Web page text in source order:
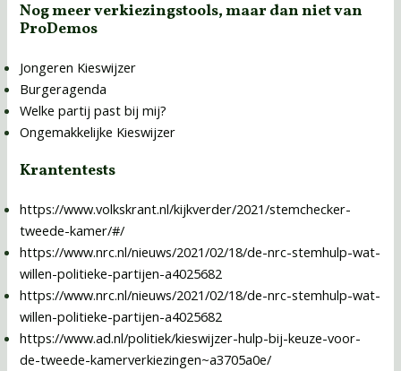
Nog meer verkiezingstools, maar dan niet van
ProDemos
Jongeren Kieswijzer
Burgeragenda
Welke partij past bij mij?
Ongemakkelijke Kieswijzer
Krantentests
https://www.volkskrant.nl/kijkverder/2021/stemchecker-
tweede-kamer/#/
https://www.nrc.nl/nieuws/2021/02/18/de-nrc-stemhulp-wat-
willen-politieke-partijen-a4025682
https://www.nrc.nl/nieuws/2021/02/18/de-nrc-stemhulp-wat-
willen-politieke-partijen-a4025682
https://www.ad.nl/politiek/kieswijzer-hulp-bij-keuze-voor-
de-tweede-kamerverkiezingen~a3705a0e/